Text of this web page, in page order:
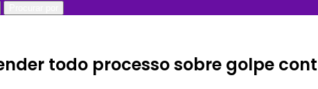
todo processo sobre golpe